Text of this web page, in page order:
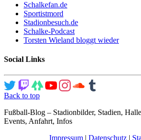
Schalkefan.de
Sportistmord
Stadionbesuch.de
Schalke-Podcast
Torsten Wieland bloggt wieder
Social Links
Back to top
Fußball-Blog – Stadionbilder, Stadien,
Events, Anfahrt, Infos
Impressum | Datenschutz |